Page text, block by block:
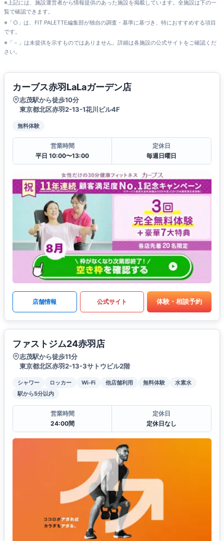
※上記には、施設運営者から情報提供のあった施設を掲載しています。全施設は下の一
覧で確認できます。
※「○」は、FIT PALETTE編集部が独自の調査・基準に基づき、特におすすめする項目
です。
※「－」は未提供を示すものではありません。詳細は各施設の公式サイトをご確認くだ
さい。
カーブス赤羽LaLaガーデン店
志茂駅から徒歩10分
東京都北区赤羽2-13-1花川ビル4F
無料体験
営業時間
平日 10:00〜13:00
定休日
毎週日曜日
店舗情報 公式サイト 体験・相談予約
ファストジム24赤羽店
志茂駅から徒歩11分
東京都北区赤羽2-13-3サトウビル2階
シャワー ロッカー Wi-Fi 他店舗利用 無料体験
水素水
駅から5分以内
営業時間
24:00間
定休日
定休日なし